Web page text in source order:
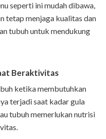
seperti ini mudah dibawa,
tetap menjaga kualitas dan
tubuh untuk mendukung
Beraktivitas
ketika membutuhkan
terjadi saat kadar gula
tubuh memerlukan nutrisi